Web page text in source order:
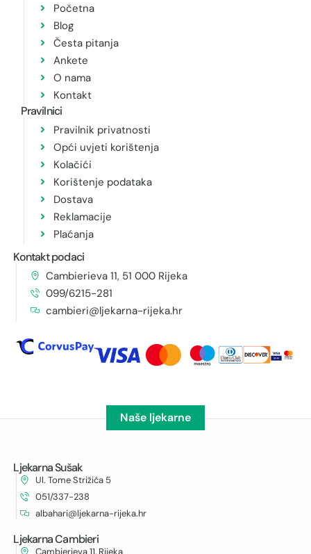
Početna
Blog
Česta pitanja
Ankete
O nama
Kontakt
Pravilnici
Pravilnik privatnosti
Opći uvjeti korištenja
Kolačići
Korištenje podataka
Dostava
Reklamacije
Plaćanja
Kontakt podaci
Cambierieva 11, 51 000 Rijeka
099/6215-281
cambieri@ljekarna-rijeka.hr
Naše ljekarne
Ljekarna Sušak
Ul. Tome Strižića 5
051/337-238
albahari@ljekarna-rijeka.hr
Ljekarna Cambieri
Cambierieva 11, Rijeka